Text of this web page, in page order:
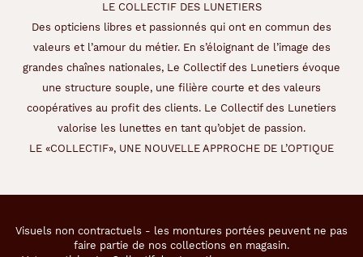
LE COLLECTIF DES LUNETIERS
Des opticiens libres et passionnés qui ont en commun des
valeurs et l’amour du métier. En s’éloignant de l’image des
grandes chaînes nationales, Le Collectif des Lunetiers évoque
une structure souple, une filière courte et des valeurs
coopératives au profit des clients. Le Collectif des Lunetiers
valorise les lunettes en tant qu’objet de passion.
LE «COLLECTIF», UNE NOUVELLE APPROCHE DE L’OPTIQUE
Visuels non contractuels - les montures portées peuvent ne pas
faire partie de nos collections en magasin.